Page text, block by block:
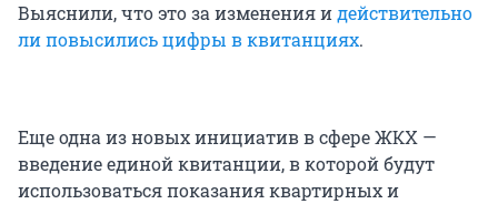
Выяснили, что это за изменения идействительно
ли повысились цифры в квитанциях.
Еще одна из новых инициатив в сфере ЖКХ —
введение единой квитанции, в которой будут
использоваться показания квартирных и